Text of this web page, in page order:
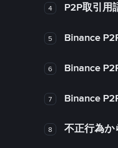
4 P2P取引用
5 Binance
6 Binance
7 Binance
8 不正行為か